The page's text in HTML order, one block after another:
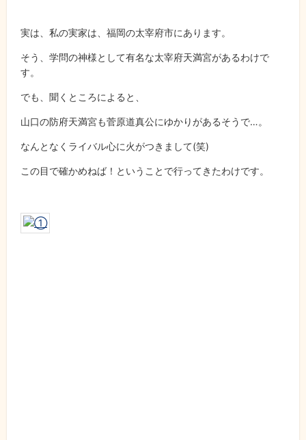
実は、私の実家は、福岡の太宰府市にあります。
そう、学問の神様として有名な太宰府天満宮があるわけで
す。
でも、聞くところによると、
山口の防府天満宮も菅原道真公にゆかりがあるそうで…。
なんとなくライバル心に火がつきまして(笑)
この目で確かめねば！ということで行ってきたわけです。